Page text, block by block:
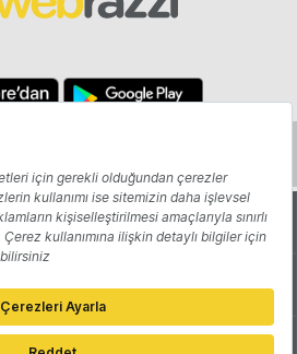
Yazarlar
Reklam